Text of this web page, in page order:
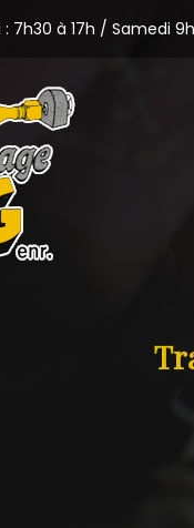
7h30 à 17h / Samedi